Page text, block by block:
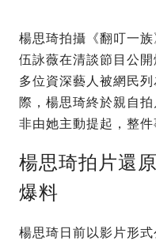
楊思琦拍攝《翻叮一
伍詠薇在清談節目公
多位資深藝人被網民
際，楊思琦終於親自
非由她主動提起，整件
楊思琦拍片還
爆料
楊思琦日前以影片形